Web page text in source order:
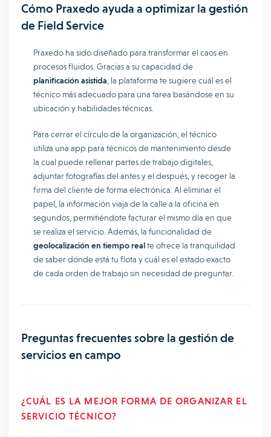
Cómo Praxedo ayuda a optimizar la gestión
de Field Service
Praxedo ha sido diseñado para transformar el caos en
procesos fluidos. Gracias a su capacidad de
planificación asistida , la plataforma te sugiere cuál es el
técnico más adecuado para una tarea basándose en su
ubicación y habilidades técnicas.
Para cerrar el círculo de la organización, el técnico
utiliza una app para técnicos de mantenimiento desde
la cual puede rellenar partes de trabajo digitales,
adjuntar fotografías del antes y el después, y recoger la
firma del cliente de forma electrónica. Al eliminar el
papel, la información viaja de la calle a la oficina en
segundos, permitiéndote facturar el mismo día en que
se realiza el servicio. Además, la funcionalidad de
geolocalización en tiempo realte ofrece la tranquilidad
de saber dónde está tu flota y cuál es el estado exacto
de cada orden de trabajo sin necesidad de preguntar.
Preguntas frecuentes sobre la gestión de
servicios en campo
¿CUÁL ES LA MEJOR FORMA DE ORGANIZAR EL
SERVICIO TÉCNICO?